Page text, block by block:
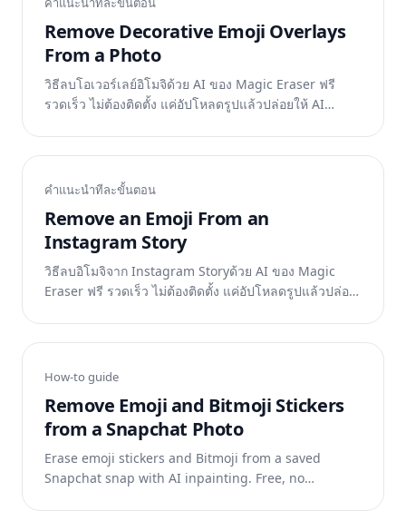
Remove Decorative Emoji Overlays
From a Photo
วิธีลบโอเวอร์เลย์อิโมจิด้วย AI ของ Magic Eraser ฟรี
รวดเร็ว ไม่ต้องติดตั้ง แค่อัปโหลดรูปแล้วปล่อยให้ AI
คำแนะนำทีละขั้นตอน
Remove an Emoji From an
Instagram Story
วิธีลบอิโมจิจาก Instagram Storyด้วย AI ของ Magic
Eraser ฟรี รวดเร็ว ไม่ต้องติดตั้ง แค่อัปโหลดรูปแล้วปล่อย
How-to guide
Remove Emoji and Bitmoji Stickers
from a Snapchat Photo
Erase emoji stickers and Bitmoji from a saved
Snapchat snap with AI inpainting. Free, no